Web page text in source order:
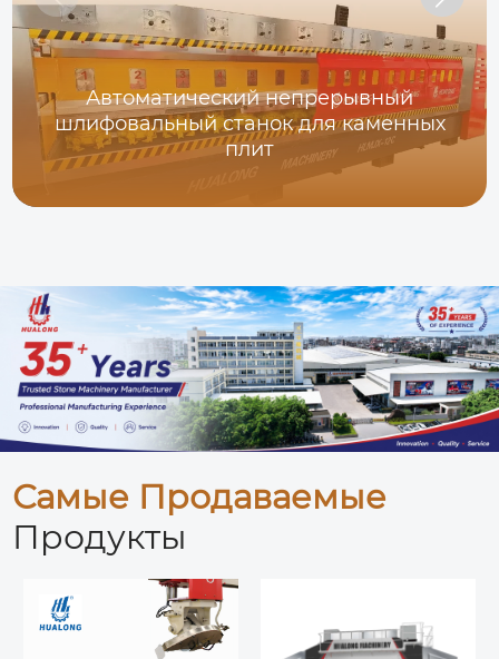
Автоматический непрерывный
шлифовальный станок для каменных
плит
Самые Продаваемые
Продукты